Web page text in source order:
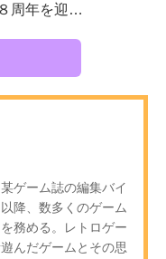
周年を迎…
ゲーム誌の編集バイ
降、数多くのゲーム
務める。レトロゲー
んだゲームとその思